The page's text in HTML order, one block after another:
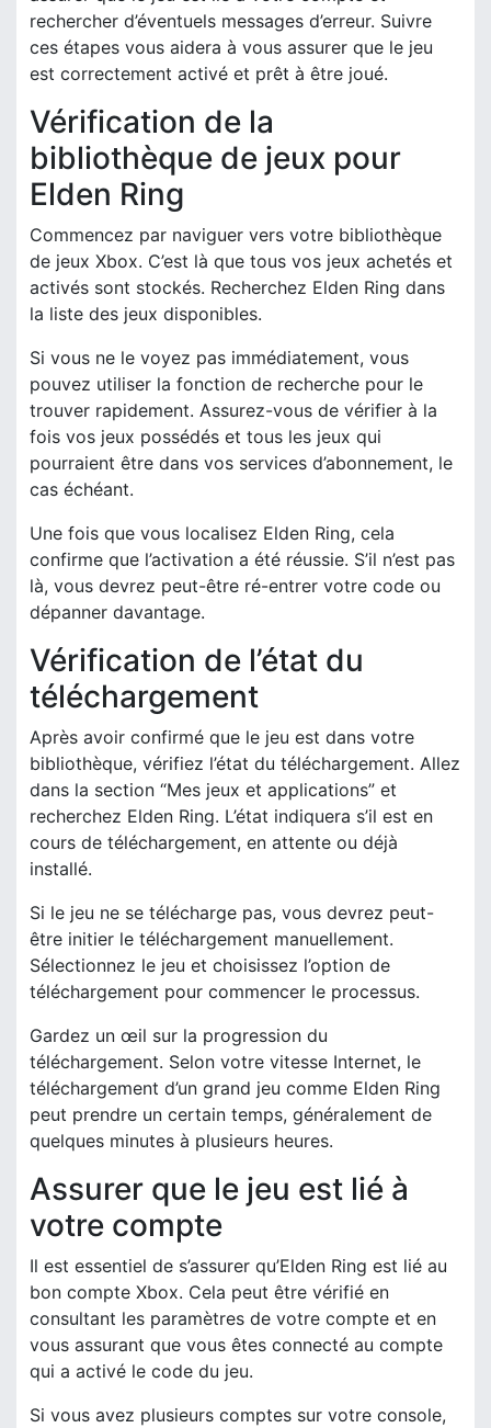
rechercher d’éventuels messages d’erreur. Suivre
ces étapes vous aidera à vous assurer que le jeu
est correctement activé et prêt à être joué.
Vérification de la
bibliothèque de jeux pour
Elden Ring
Commencez par naviguer vers votre bibliothèque
de jeux Xbox. C’est là que tous vos jeux achetés et
activés sont stockés. Recherchez Elden Ring dans
la liste des jeux disponibles.
Si vous ne le voyez pas immédiatement, vous
pouvez utiliser la fonction de recherche pour le
trouver rapidement. Assurez-vous de vérifier à la
fois vos jeux possédés et tous les jeux qui
pourraient être dans vos services d’abonnement, le
cas échéant.
Une fois que vous localisez Elden Ring, cela
confirme que l’activation a été réussie. S’il n’est pas
là, vous devrez peut-être ré-entrer votre code ou
dépanner davantage.
Vérification de l’état du
téléchargement
Après avoir confirmé que le jeu est dans votre
bibliothèque, vérifiez l’état du téléchargement. Allez
dans la section “Mes jeux et applications” et
recherchez Elden Ring. L’état indiquera s’il est en
cours de téléchargement, en attente ou déjà
installé.
Si le jeu ne se télécharge pas, vous devrez peut-
être initier le téléchargement manuellement.
Sélectionnez le jeu et choisissez l’option de
téléchargement pour commencer le processus.
Gardez un œil sur la progression du
téléchargement. Selon votre vitesse Internet, le
téléchargement d’un grand jeu comme Elden Ring
peut prendre un certain temps, généralement de
quelques minutes à plusieurs heures.
Assurer que le jeu est lié à
votre compte
Il est essentiel de s’assurer qu’Elden Ring est lié au
bon compte Xbox. Cela peut être vérifié en
consultant les paramètres de votre compte et en
vous assurant que vous êtes connecté au compte
qui a activé le code du jeu.
Si vous avez plusieurs comptes sur votre console,